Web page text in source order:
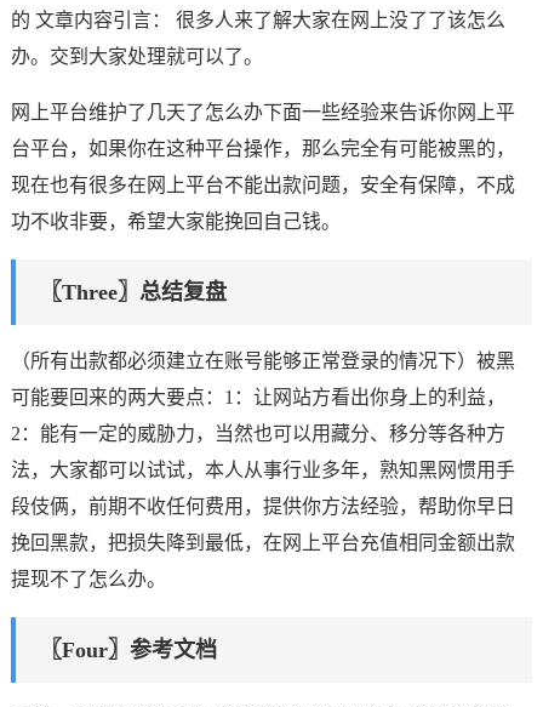
的 文章内容引言： 很多人来了解大家在网上没了了该怎么
办。交到大家处理就可以了。
网上平台维护了几天了怎么办下面一些经验来告诉你网上平
台平台，如果你在这种平台操作，那么完全有可能被黑的，
现在也有很多在网上平台不能出款问题，安全有保障，不成
功不收非要，希望大家能挽回自己钱。
〖Three〗总结复盘
（所有出款都必须建立在账号能够正常登录的情况下）被黑
可能要回来的两大要点：1：让网站方看出你身上的利益，
2：能有一定的威胁力，当然也可以用藏分、移分等各种方
法，大家都可以试试，本人从事行业多年，熟知黑网惯用手
段伎俩，前期不收任何费用，提供你方法经验，帮助你早日
挽回黑款，把损失降到最低，在网上平台充值相同金额出款
提现不了怎么办。
〖Four〗参考文档